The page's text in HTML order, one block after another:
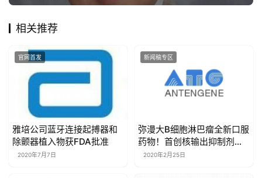
相关推荐
官网首发
雅培公司蓝牙连接起搏器和
除颤器植入物获FDA批准
2020年7月7日
新闻稿专区
弥漫大B细胞淋巴瘤全新口服
药物！首创核输出抑制剂
XPOVIO® 又一新适应症有
2020年2月25日